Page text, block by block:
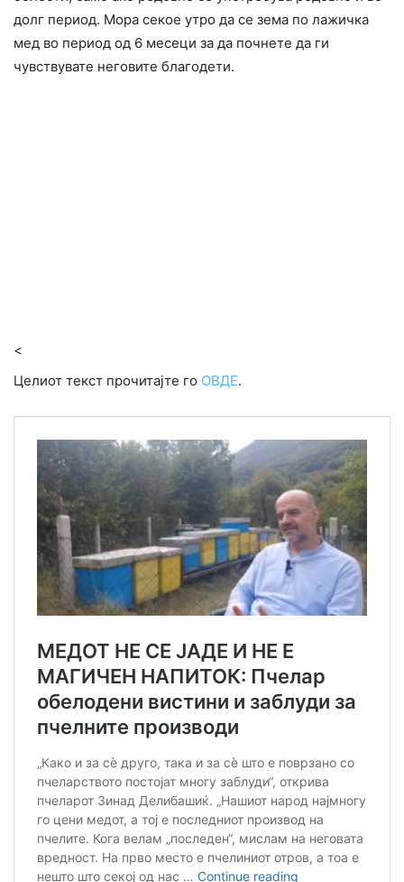
долг период. Мора секое утро да се зема по лажичка
мед во период од 6 месеци за да почнете да ги
чувствувате неговите благодети.
<
Целиот текст прочитајте го ОВДЕ.